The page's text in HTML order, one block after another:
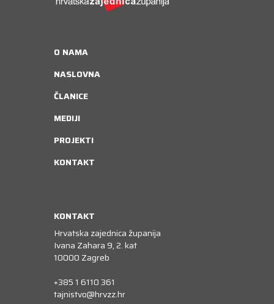
O NAMA
NASLOVNA
ČLANICE
MEDIJI
PROJEKTI
KONTAKT
KONTAKT
Hrvatska zajednica županija
Ivana Zahara 9, 2. kat
10000 Zagreb
+385 1 6110 361
tajnistvo@hrvzz.hr